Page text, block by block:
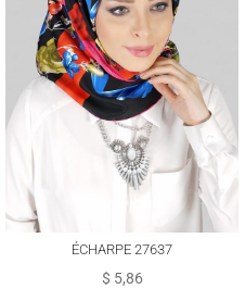
ÉCHARPE 27637
$ 5,86